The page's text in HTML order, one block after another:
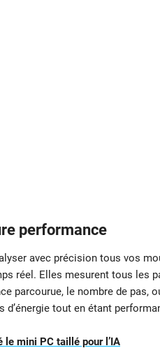
performance
avec précision tous vos
réel. Elles mesurent tous les
parcourue, le nombre de pas,
tout en étant
mini PC taillé pour l’IA